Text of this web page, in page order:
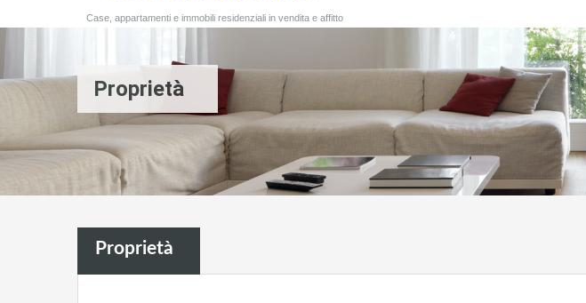
Case, appartamenti e immobili residenziali in vendita e affitto
Proprietà
Proprietà